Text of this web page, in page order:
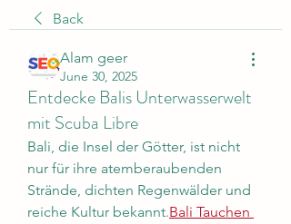
Back
Alam geer
June 30, 2025
Entdecke Balis Unterwasserwelt
mit Scuba Libre
Bali, die Insel der Götter, ist nicht
nur für ihre atemberaubenden
Strände, dichten Regenwälder und
reiche Kultur bekannt.Bali Tauchen